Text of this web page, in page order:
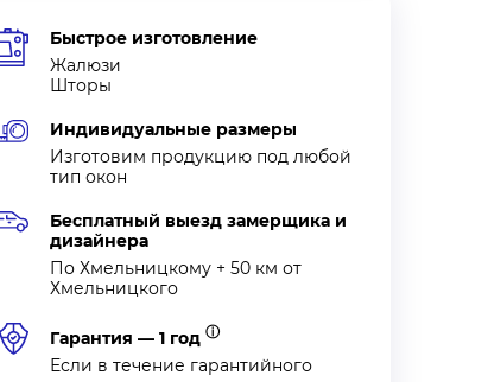
Быстрое изготовление
Жалюзи
Шторы
Индивидуальные размеры
Изготовим продукцию под любой
тип окон
Бесплатный выезд замерщика и
дизайнера
По Хмельницкому + 50 км от
Хмельницкого
Гарантия — 1 год ⓘ
Если в течение гарантийного